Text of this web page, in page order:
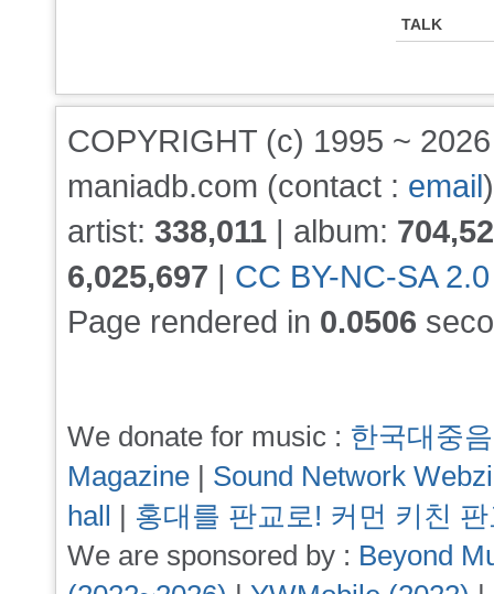
TALK
COPYRIGHT (c) 1995 ~
maniadb.com (contact : email)
artist: 338,011 | album:
6,025,697 | CC BY-NC-SA
Page rendered in 0.0506
We donate for music : 한국대중
Magazine | Sound Network
hall | 홍대를 판교로! 커먼 키친
We are sponsored by : Beyond